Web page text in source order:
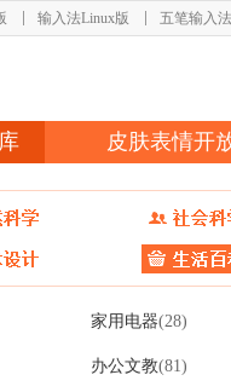
输入法Linux版 五笔输入法
皮肤表情开
家用电器(28)
办公文教(81)